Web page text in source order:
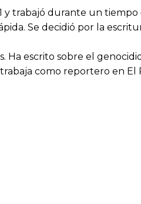
y trabajó durante un
Se decidió por la
Ha escrito sobre el
como reportero en El